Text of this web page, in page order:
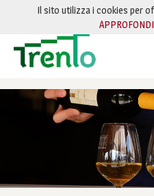
Salta al contenuto
Il sito utilizza i cookies per